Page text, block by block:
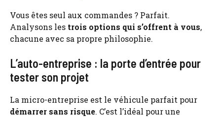
Vous êtes seul aux commandes ? Parfait.
Analysons les trois options qui s’offrent à vous,
chacune avec sa propre philosophie.
L’auto-entreprise : la porte d’entrée pour
tester son projet
La micro-entreprise est le véhicule parfait pour
démarrer sans risque. C’est l’idéal pour une